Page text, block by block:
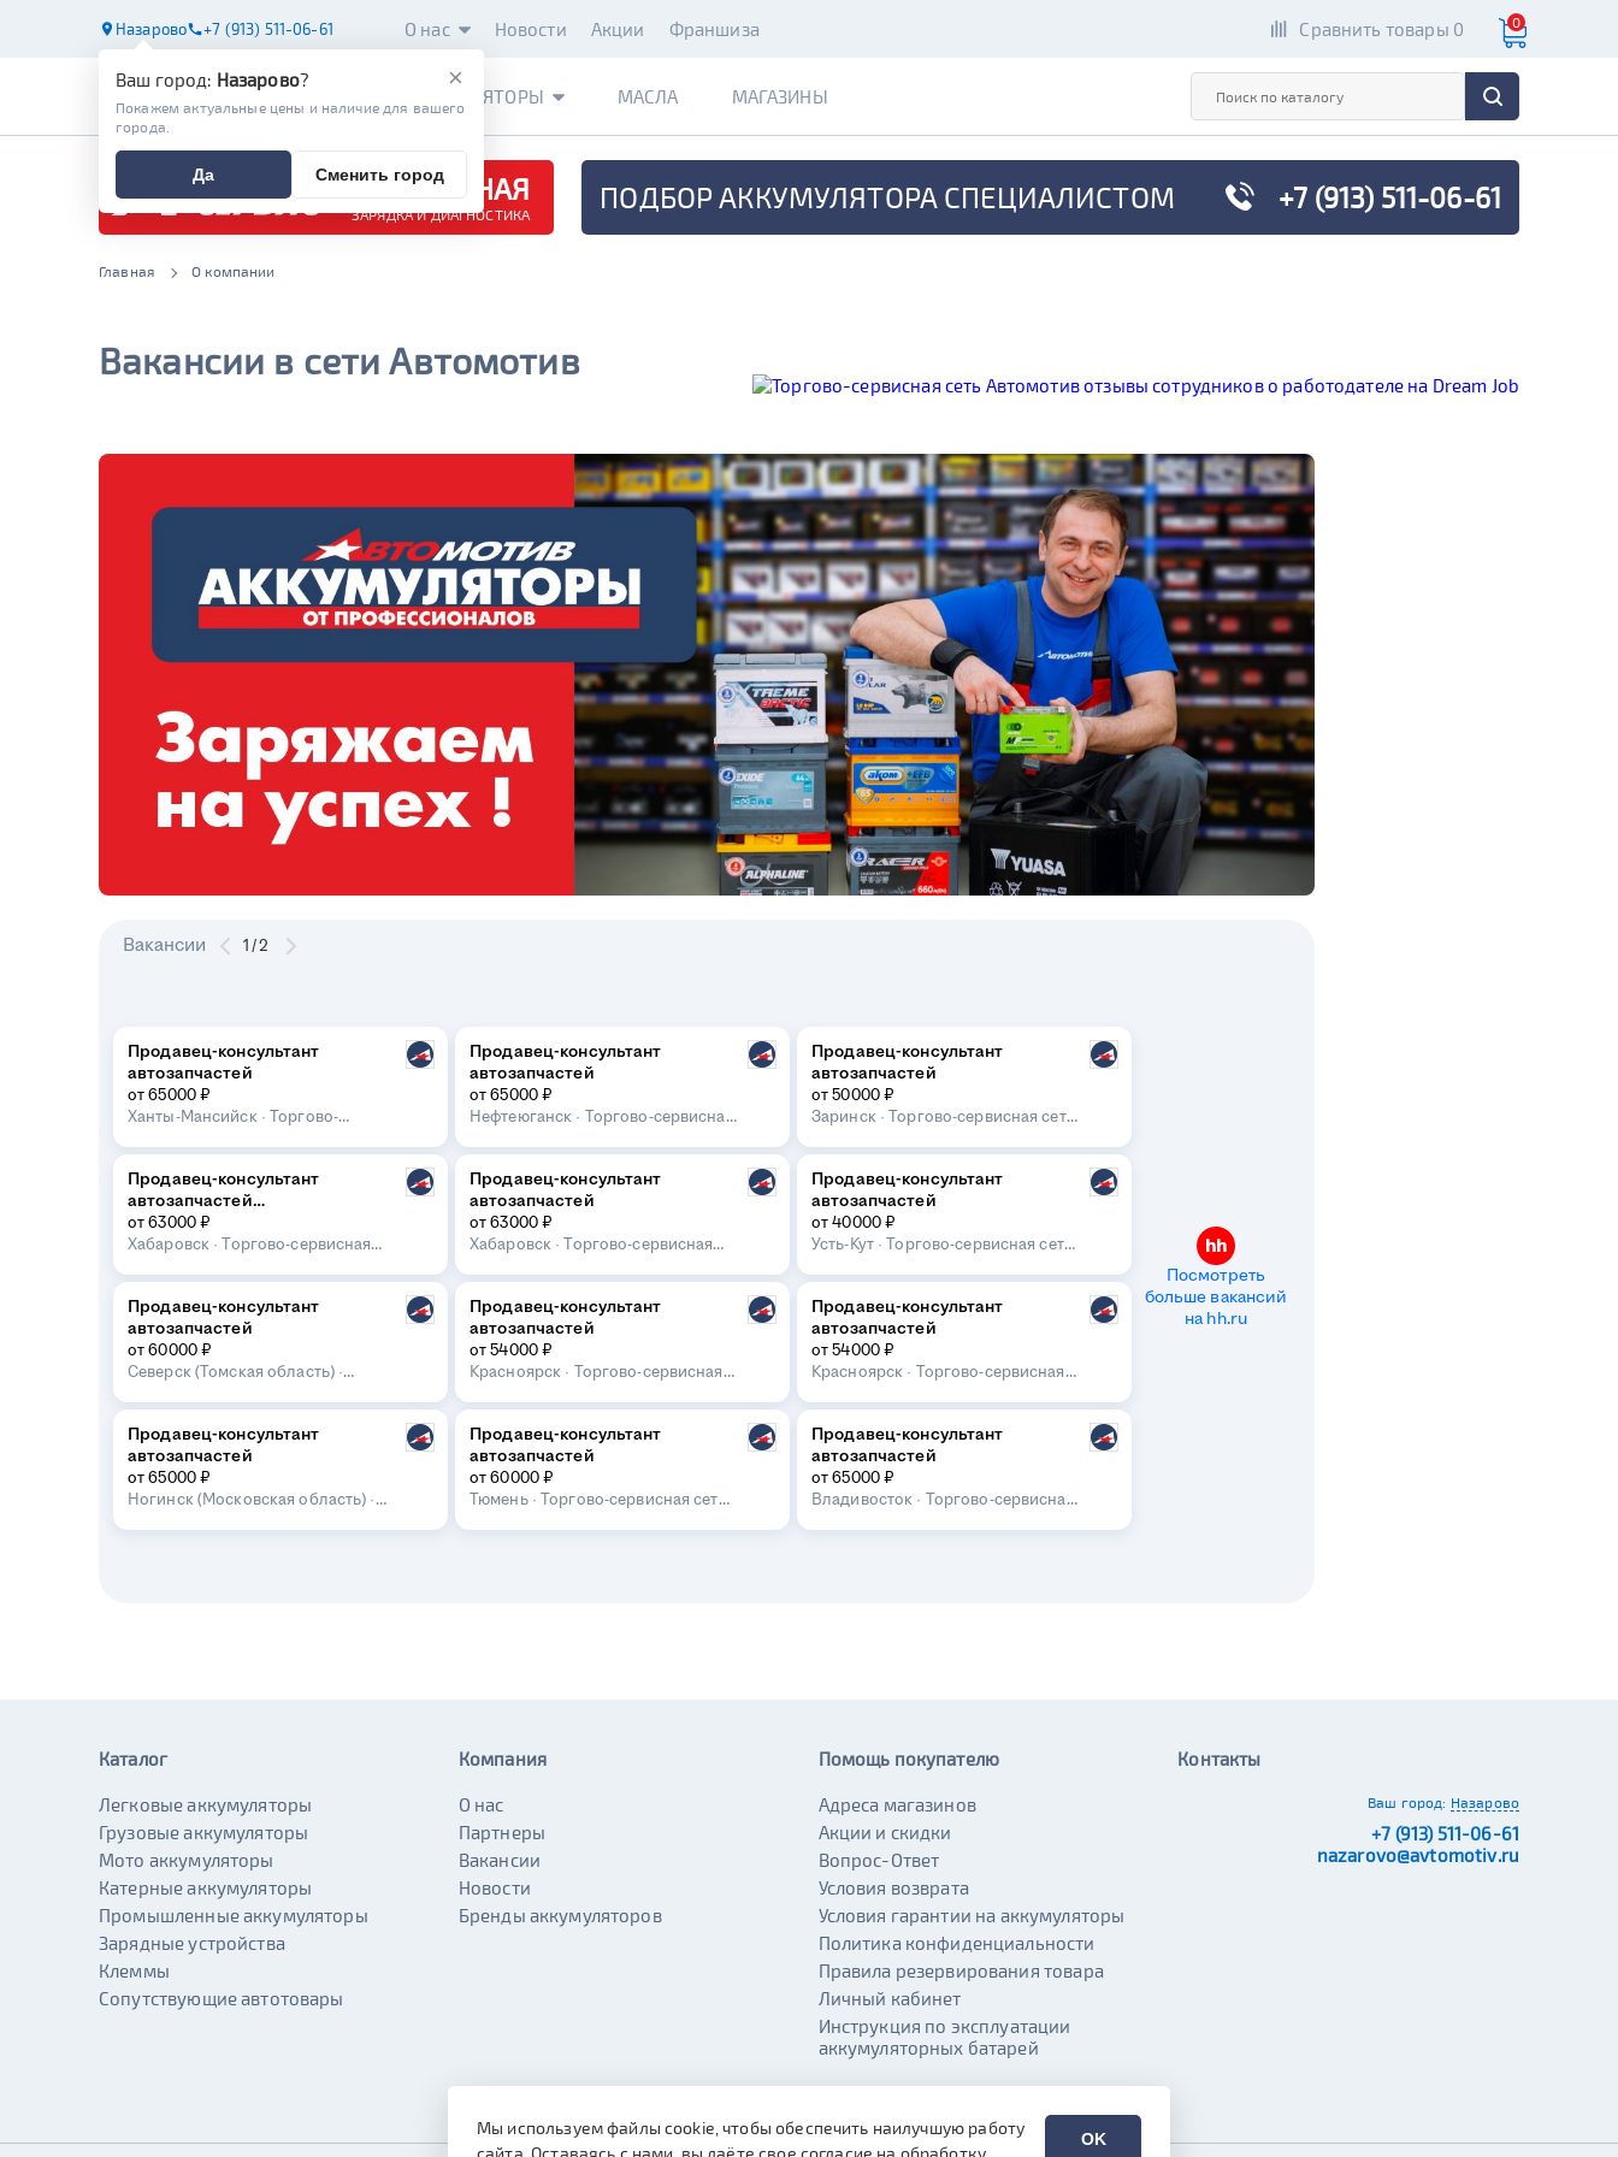
Назарово +7 (913) 511-06-61 О нас Новости Акции Франшиза Сравнить товары 0 0
АККУМУЛЯТОРЫ МАСЛА МАГАЗИНЫ
БЕСПЛАТНАЯ
ЗАРЯДКА И ДИАГНОСТИКА ПОДБОР АККУМУЛЯТОРА СПЕЦИАЛИСТОМ +7 (913) 511-06-61
Главная О компании
Вакансии в сети Автомотив
Вакансии 1/2
Продавец-консультант
автозапчастей
от 65000 ₽
Ханты-Мансийск·Торгово-
Продавец-консультант
автозапчастей
от 65000 ₽
Нефтеюганск · Торгово-сервисная
Продавец-консультант
автозапчастей
от 50000 ₽
Заринск·Торгово-сервисная сеть
Продавец-консультант
автозапчастей
(Павловича 20)
от 63000 ₽
Хабаровск ·Торгово-сервисная
Продавец-консультант
автозапчастей
от 63000 ₽
Хабаровск ·Торгово-сервисная
Продавец-консультант
автозапчастей
от 40000 ₽
Усть-Кут·Торгово-сервисная сеть
Продавец-консультант
автозапчастей
от 60000 ₽
Северск (Томская область) ·
Автомотив
Продавец-консультант
автозапчастей
от 54000 ₽
Красноярск · Торгово-сервисная
Продавец-консультант
автозапчастей
от 54000 ₽
Красноярск · Торгово-сервисная
Продавец-консультант
автозапчастей
от 65000 ₽
Ногинск (Московская область) ·
Продавец-консультант
автозапчастей
от 60000 ₽
Тюмень·Торгово-сервисная сеть
Продавец-консультант
автозапчастей
от 65000 ₽
Владивосток · Торгово-сервисная
Посмотреть
больше вакансий
на hh.ru
×
Ваш город: Назарово?
Покажем актуальные цены и наличие для вашего
города.
Да Сменить город
Каталог
Легковые аккумуляторы
Грузовые аккумуляторы
Мото аккумуляторы
Катерные аккумуляторы
Промышленные аккумуляторы
Зарядные устройства
Клеммы
Сопутствующие автотовары
Компания
О нас
Партнеры
Вакансии
Новости
Бренды аккумуляторов
Помощь покупателю
Адреса магазинов
Акции и скидки
Вопрос-Ответ
Условия возврата
Условия гарантии на аккумуляторы
Политика конфиденциальности
Правила резервирования товара
Личный кабинет
Инструкция по эксплуатации
аккумуляторных батарей
Контакты
Ваш город: Назарово
+7 (913) 511-06-61
nazarovo@avtomotiv.ru
Мы используем файлы cookie, чтобы обеспечить наилучшую работу
сайта. Оставаясь с нами, вы даёте свое согласие на обработку
OK